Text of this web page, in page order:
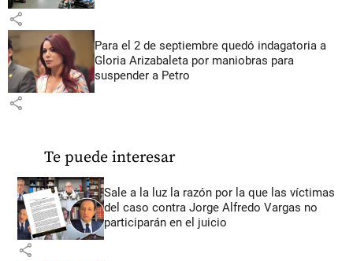
share
Para el 2 de septiembre quedó indagatoria a
Gloria Arizabaleta por maniobras para
suspender a Petro
share
Te puede interesar
Sale a la luz la razón por la que las víctimas
del caso contra Jorge Alfredo Vargas no
participarán en el juicio
share